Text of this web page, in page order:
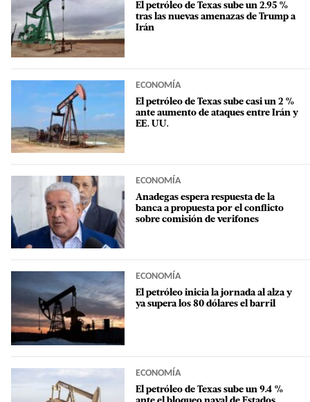
El petróleo de Texas sube un 2.95 %
tras las nuevas amenazas de Trump a
Irán
ECONOMÍA
El petróleo de Texas sube casi un 2 %
ante aumento de ataques entre Irán y
EE. UU.
ECONOMÍA
Anadegas espera respuesta de la
banca a propuesta por el conflicto
sobre comisión de verifones
ECONOMÍA
El petróleo inicia la jornada al alza y
ya supera los 80 dólares el barril
ECONOMÍA
El petróleo de Texas sube un 9.4 %